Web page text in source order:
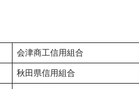
会津商工信用組合
秋田県信用組合